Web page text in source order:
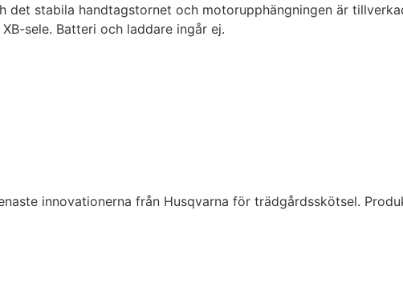
stabila handtagstornet och motorupphängningen är
sele. Batteri och laddare ingår ej.
innovationerna från Husqvarna för trädgårdsskötsel.